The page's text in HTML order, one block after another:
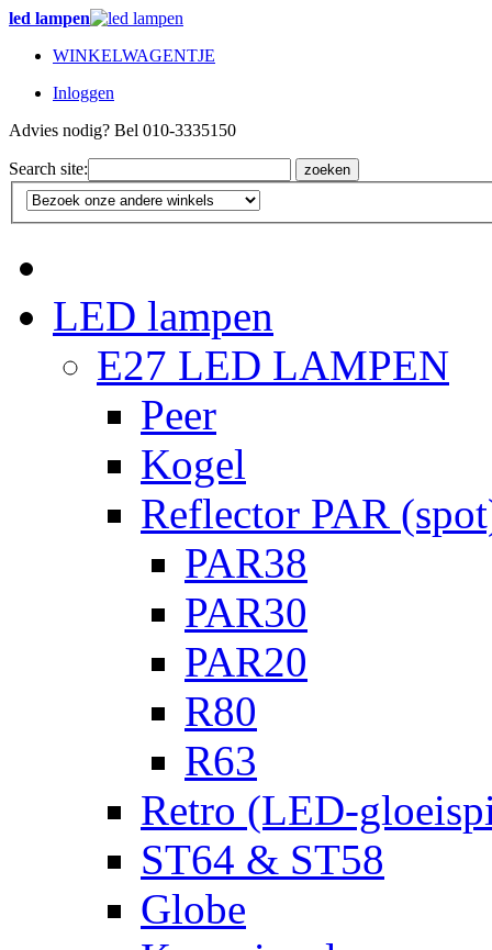
led lampen
WINKELWAGENTJE
Inloggen
Advies nodig? Bel 010-3335150
Search site: zoeken
LED lampen
E27 LED LAMPEN
Peer
Kogel
Reflector PAR
PAR38
PAR30
PAR20
R80
R63
Retro (LED-
ST64 & ST58
Globe